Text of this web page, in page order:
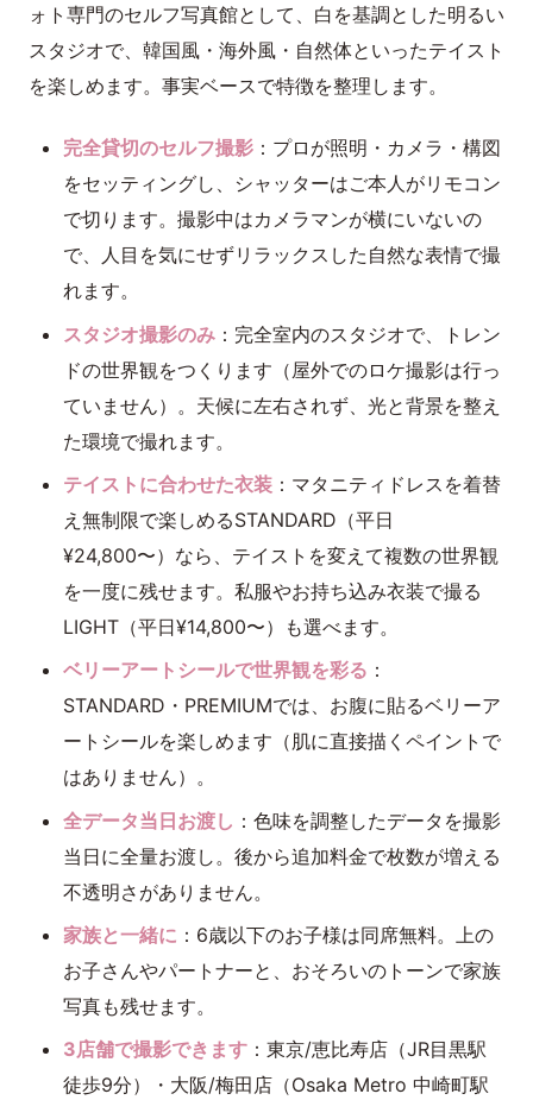
ォト専門のセルフ写真館として、白を基調とした明るい
スタジオで、韓国風・海外風・自然体といったテイスト
を楽しめます。事実ベースで特徴を整理します。
完全貸切のセルフ撮影：プロが照明・カメラ・構図
をセッティングし、シャッターはご本人がリモコン
で切ります。撮影中はカメラマンが横にいないの
で、人目を気にせずリラックスした自然な表情で撮
れます。
スタジオ撮影のみ：完全室内のスタジオで、トレン
ドの世界観をつくります（屋外でのロケ撮影は行っ
ていません）。天候に左右されず、光と背景を整え
た環境で撮れます。
テイストに合わせた衣装：マタニティドレスを着替
え無制限で楽しめるSTANDARD（平日
¥24,800〜）なら、テイストを変えて複数の世界観
を一度に残せます。私服やお持ち込み衣装で撮る
LIGHT（平日¥14,800〜）も選べます。
ベリーアートシールで世界観を彩る ：
STANDARD・PREMIUMでは、お腹に貼るベリーア
ートシールを楽しめます（肌に直接描くペイントで
はありません）。
全データ当日お渡し ：色味を調整したデータを撮影
当日に全量お渡し。後から追加料金で枚数が増える
不透明さがありません。
家族と一緒に ：6歳以下のお子様は同席無料。上の
お子さんやパートナーと、おそろいのトーンで家族
写真も残せます。
3店舗で撮影できます：東京/恵比寿店（JR目黒駅
徒歩9分）・大阪/梅田店（Osaka Metro 中崎町駅